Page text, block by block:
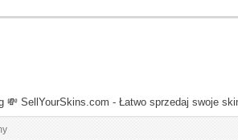
💸 SellYourSkins.com - Łatwo sprzedaj swoje